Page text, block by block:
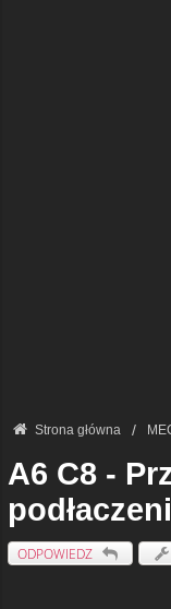
Strona główna
A6 C8 -
ODPOWIEDZ